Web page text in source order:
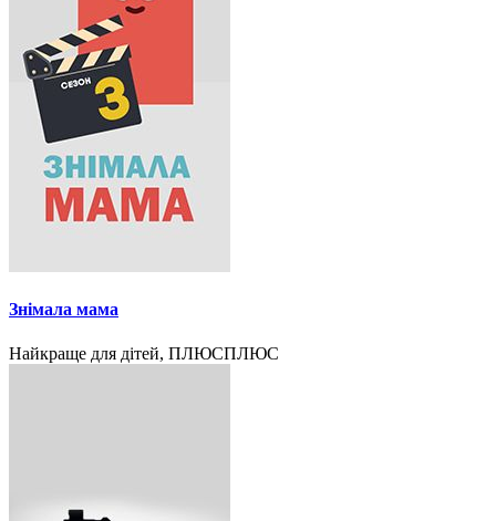
Знімала мама
Найкраще для дітей, ПЛЮСПЛЮС